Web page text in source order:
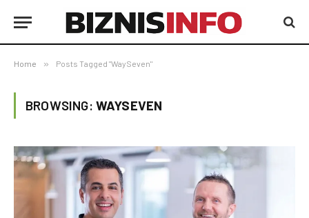
Home » Posts Tagged "WaySeven"
BROWSING: WAYSEVEN